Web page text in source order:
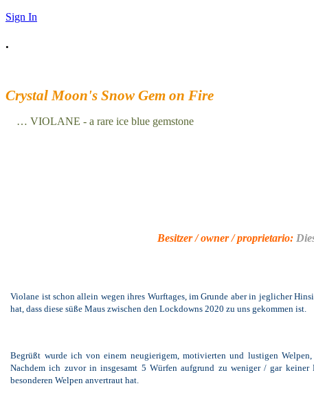
Sign In
.
Crystal Moon's Snow Gem on Fire
… VIOLANE - a rare ice blue gemstone
Besitzer / owner / proprietario:
Violane ist schon allein wegen ihres Wurftages, im Grunde aber in jeglicher
hat, dass diese süße Maus zwischen den Lockdowns 2020 zu uns gekommen ist.
Begrüßt wurde ich von einem neugierigem, motivierten und lustigen
Nachdem ich zuvor in insgesamt 5 Würfen aufgrund zu weniger / gar
besonderen Welpen anvertraut hat.